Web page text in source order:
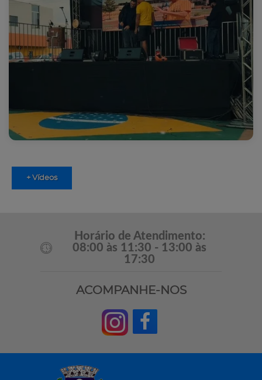
+ Vídeos
Horário de Atendimento:
08:00 às 11:30 - 13:00 às
17:30
ACOMPANHE-NOS